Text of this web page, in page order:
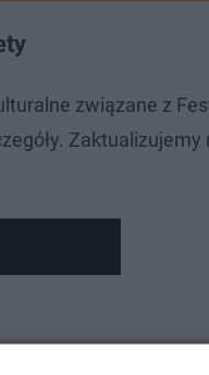
związane z
Zaktualizujemy